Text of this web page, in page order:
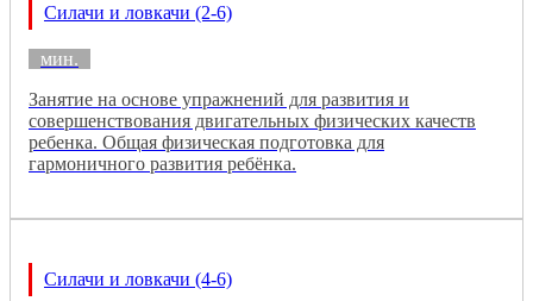
Силачи и ловкачи (2-6)
мин.
Занятие на основе упражнений для развития и
совершенствования двигательных физических качеств
ребенка. Общая физическая подготовка для
гармоничного развития ребёнка.
Силачи и ловкачи (4-6)